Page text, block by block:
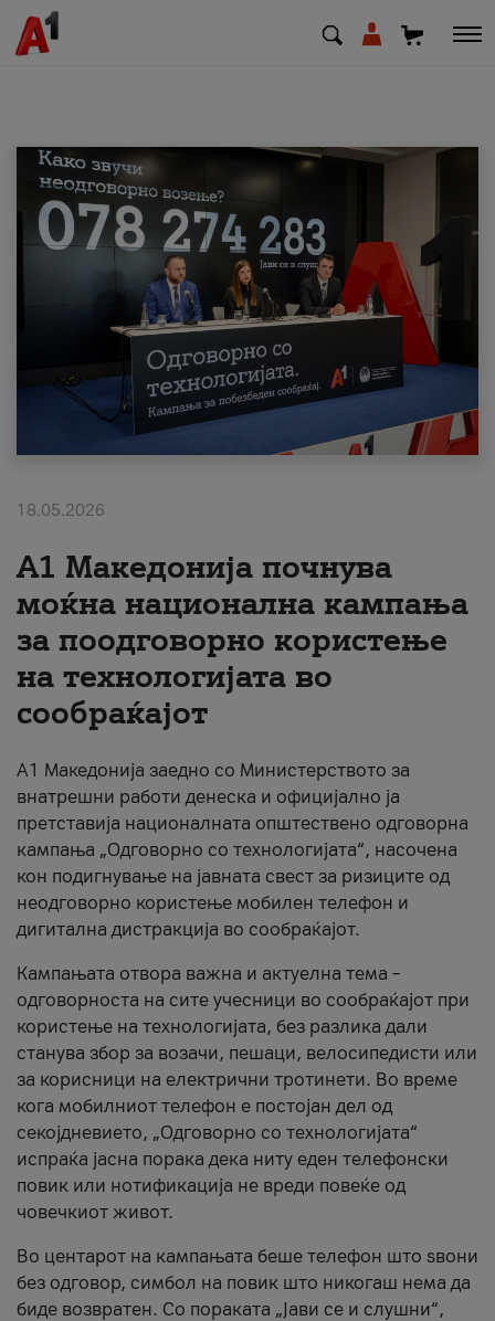
МК EN SQ
Деловни
Поддршка
Надополни кредит
#ПодобарОнлајн
18.05.2026
A1 Македонија почнува
моќна национална кампања
за поодговорно користење
на технологијата во
сообраќајот
A1 Македонија заедно со Министерството за
внатрешни работи денеска и официјално ја
претставија националната општествено одговорна
кампања „Одговорно со технологијата“, насочена
кон подигнување на јавната свест за ризиците од
неодговорно користење мобилен телефон и
дигитална дистракција во сообраќајот.
Кампањата отвора важна и актуелна тема –
одговорноста на сите учесници во сообраќајот при
користење на технологијата, без разлика дали
станува збор за возачи, пешаци, велосипедисти или
за корисници на електрични тротинети. Во време
кога мобилниот телефон е постојан дел од
секојдневието, „Одговорно со технологијата“
испраќа јасна порака дека ниту еден телефонски
повик или нотификација не вреди повеќе од
човечкиот живот.
Во центарот на кампањата беше телефон што ѕвони
без одговор, симбол на повик што никогаш нема да
биде возвратен. Со пораката „Јави се и слушни“,